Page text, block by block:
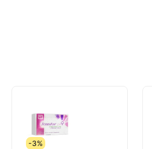
ovarioprive
In Vitro
-3%